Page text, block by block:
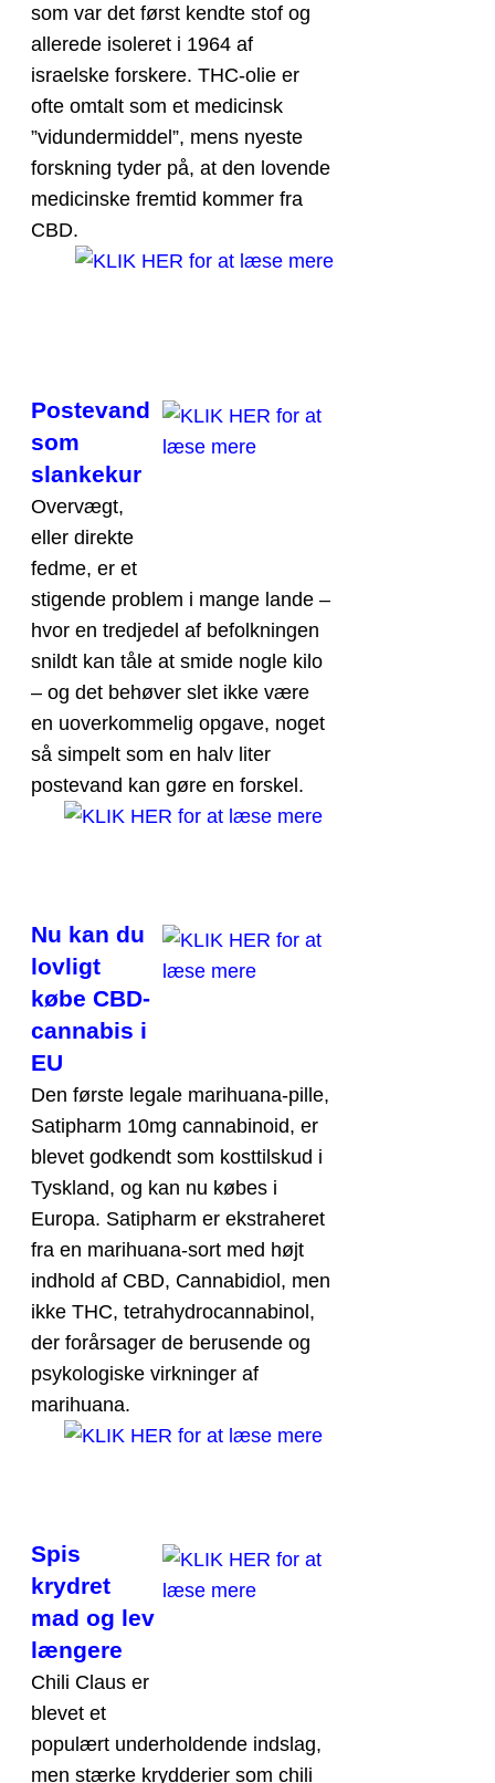
som var det først kendte stof og
allerede isoleret i 1964 af
israelske forskere. THC-olie er
ofte omtalt som et medicinsk
”vidundermiddel”, mens nyeste
forskning tyder på, at den lovende
medicinske fremtid kommer fra
CBD.
Postevand
som
slankekur
Overvægt,
eller direkte
fedme, er et
stigende problem i mange lande –
hvor en tredjedel af befolkningen
snildt kan tåle at smide nogle kilo
– og det behøver slet ikke være
en uoverkommelig opgave, noget
så simpelt som en halv liter
postevand kan gøre en forskel.
Nu kan du
lovligt
købe CBD-
cannabis i
EU
Den første legale marihuana-pille,
Satipharm 10mg cannabinoid, er
blevet godkendt som kosttilskud i
Tyskland, og kan nu købes i
Europa. Satipharm er ekstraheret
fra en marihuana-sort med højt
indhold af CBD, Cannabidiol, men
ikke THC, tetrahydrocannabinol,
der forårsager de berusende og
psykologiske virkninger af
marihuana.
Spis
krydret
mad og lev
længere
Chili Claus er
blevet et
populært underholdende indslag,
men stærke krydderier som chili